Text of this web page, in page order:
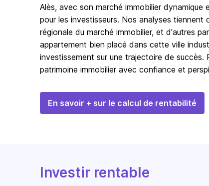
Alès, avec son marché immobilier
pour les investisseurs. Nos analyses
régionale du marché immobilier, et d'autres
appartement bien placé dans cette ville
investissement sur une trajectoire de
patrimoine immobilier avec confiance et
En savoir + sur le calcul de rentabilité
Investir rentable